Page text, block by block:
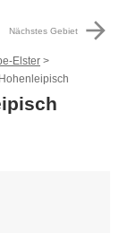
Nächstes Gebiet arrow_forward
Elster